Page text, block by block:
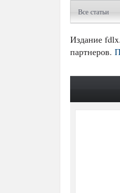
Все статьи
Издание
партнеров.